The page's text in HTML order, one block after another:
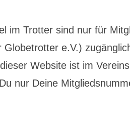
im Trotter sind nur für
e.V.)
Website ist im
nur Deine